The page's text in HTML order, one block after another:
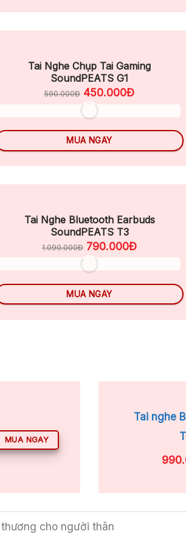
Tai Nghe Chụp Tai Gaming
SoundPEATS G1
590.000Đ 450.000Đ
MUA NGAY
Tai Nghe Bluetooth Earbuds
SoundPEATS T3
1.090.000Đ 790.000Đ
MUA NGAY
MUA NGAY
Tai nghe
cho người thân